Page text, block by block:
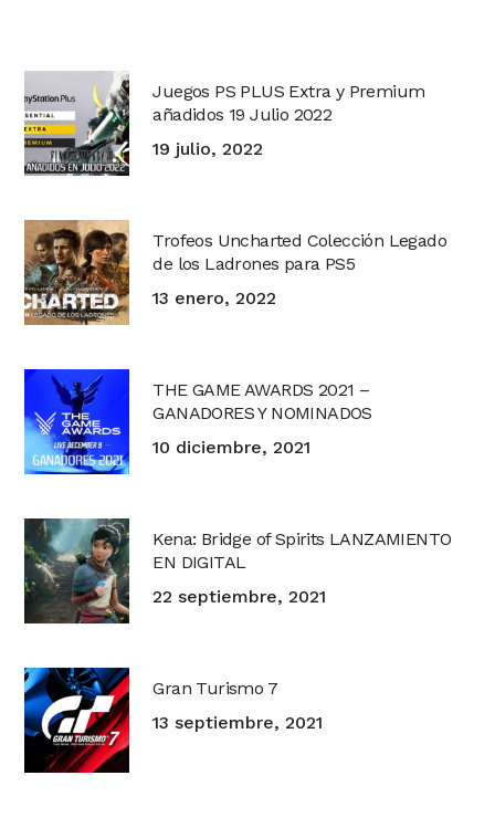
Juegos PS PLUS Extra y Premium
añadidos 19 Julio 2022
19 julio, 2022
Trofeos Uncharted Colección Legado
de los Ladrones para PS5
13 enero, 2022
THE GAME AWARDS 2021 –
GANADORES Y NOMINADOS
10 diciembre, 2021
Kena: Bridge of Spirits LANZAMIENTO
EN DIGITAL
22 septiembre, 2021
Gran Turismo 7
13 septiembre, 2021